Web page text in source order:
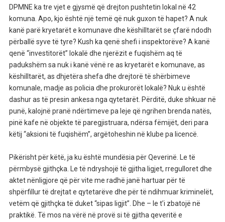
DPMNE ka tre vjet e gjysmë që drejton pushtetin lokal në 42
komuna. Apo, kjo është një temë që nuk guxon të hapet? A nuk
kanë parë kryetarët e komunave dhe këshilltarët se çfarë ndodh
përballë syve të tyre? Kush ka qenë shefi i inspektorëve? A kanë
qenë “investitorët” lokalë dhe njerëzit e fuqishëm aq të
padukshëm sa nuk i kanë vënë re as kryetarët e komunave, as
këshilltarët, as dhjetëra shefa dhe drejtorë të shërbimeve
komunale, madje as policia dhe prokurorët lokalë? Nuk u është
dashur as të presin ankesa nga qytetarët. Përditë, duke shkuar në
punë, kalojnë pranë ndërtimeve pa leje që ngrihen brenda natës,
pinë kafe në objekte të paregjistruara, ndërsa fëmijët, deri para
këtij “aksioni të fuqishëm”, argëtoheshin në klube pa licencë.
Pikërisht për këtë, ja ku është mundësia për Qeverinë. Le të
përmbysë gjithçka. Le të ndryshojë të gjitha ligjet, rregulloret dhe
aktet nënligjore që për vite me radhë janë hartuar për të
shpërfillur të drejtat e qytetarëve dhe për të ndihmuar kriminelët,
vetëm që gjithçka të duket “sipas ligjit”. Dhe – le t’i zbatojë në
praktikë. Të mos na vërë në provë si të gjitha qeveritë e